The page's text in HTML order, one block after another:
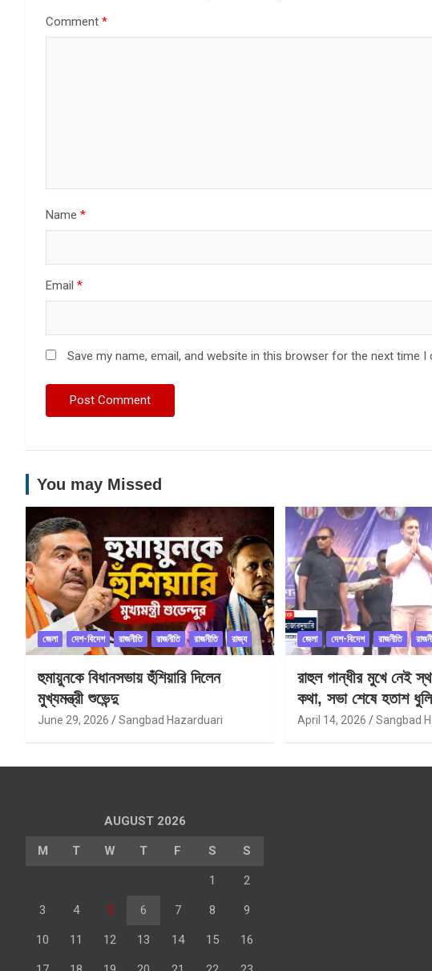
Comment *
Name *
Email *
Save my name, email, and website in this browser for the next time I
You may Missed
জেলা দেশ-বিদেশ রাজনীতি রাজনীতি রাজনীতি রাজ্য
হুমায়ুনকে বিধানসভায় হুঁশিয়ারি দিলেন
মুখ্যমন্ত্রী শুভেন্দু
June 29, 2026 Sangbad Hazarduari
জেলা দেশ-বিদেশ রাজনীতি
রাহুল গান্ধীর মুখে নেই
কথা, সভা শেষে হতাশ
April 14, 2026 Sangbad
AUGUST 2026
M T W T F S S
1 2
3 4 5 6 7 8 9
10 11 12 13 14 15 16